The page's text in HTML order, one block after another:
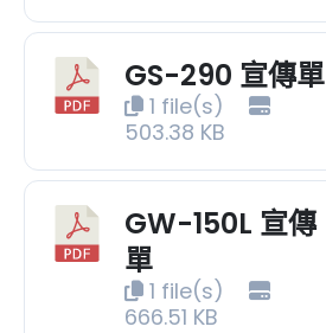
GS-290 宣傳單
1 file(s)
503.38 KB
GW-150L 宣傳
單
1 file(s)
666.51 KB